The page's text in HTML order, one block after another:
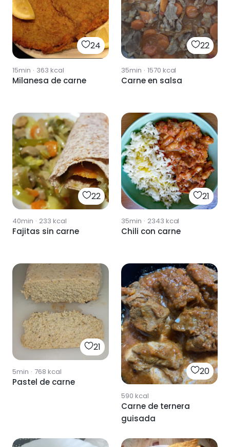
24
15min · 363 kcal
Milanesa de carne
22
35min · 1570 kcal
Carne en salsa
22
40min · 233 kcal
Fajitas sin carne
21
35min · 2343 kcal
Chili con carne
21
5min · 768 kcal
Pastel de carne
20
590 kcal
Carne de ternera
guisada